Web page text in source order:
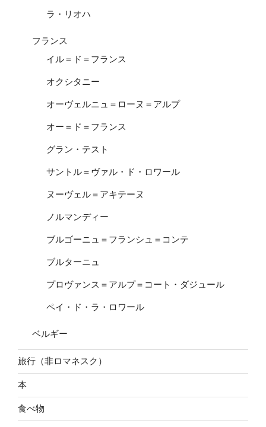
ラ・リオハ
フランス
イル＝ド＝フランス
オクシタニー
オーヴェルニュ＝ローヌ＝アルプ
オー＝ド＝フランス
グラン・テスト
サントル＝ヴァル・ド・ロワール
ヌーヴェル＝アキテーヌ
ノルマンディー
ブルゴーニュ＝フランシュ＝コンテ
ブルターニュ
プロヴァンス＝アルプ＝コート・ダジュール
ペイ・ド・ラ・ロワール
ベルギー
旅行（非ロマネスク）
本
食べ物